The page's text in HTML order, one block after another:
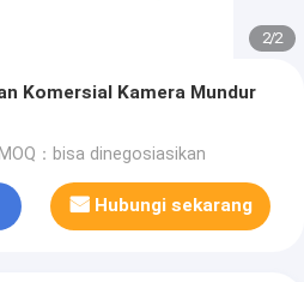
2/2
Komersial Kamera Mundur
MOQ：bisa dinegosiasikan
Hubungi sekarang